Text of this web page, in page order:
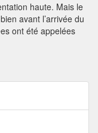
haute. Mais le
avant l’arrivée du
ont été appelées